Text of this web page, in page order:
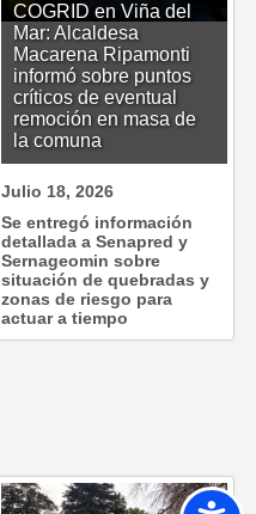
COGRID en Viña del
Mar: Alcaldesa
Macarena Ripamonti
informó sobre puntos
críticos de eventual
remoción en masa de
la comuna
Julio 18, 2026
Se entregó información
detallada a Senapred y
Sernageomin sobre
situación de quebradas y
zonas de riesgo para
actuar a tiempo